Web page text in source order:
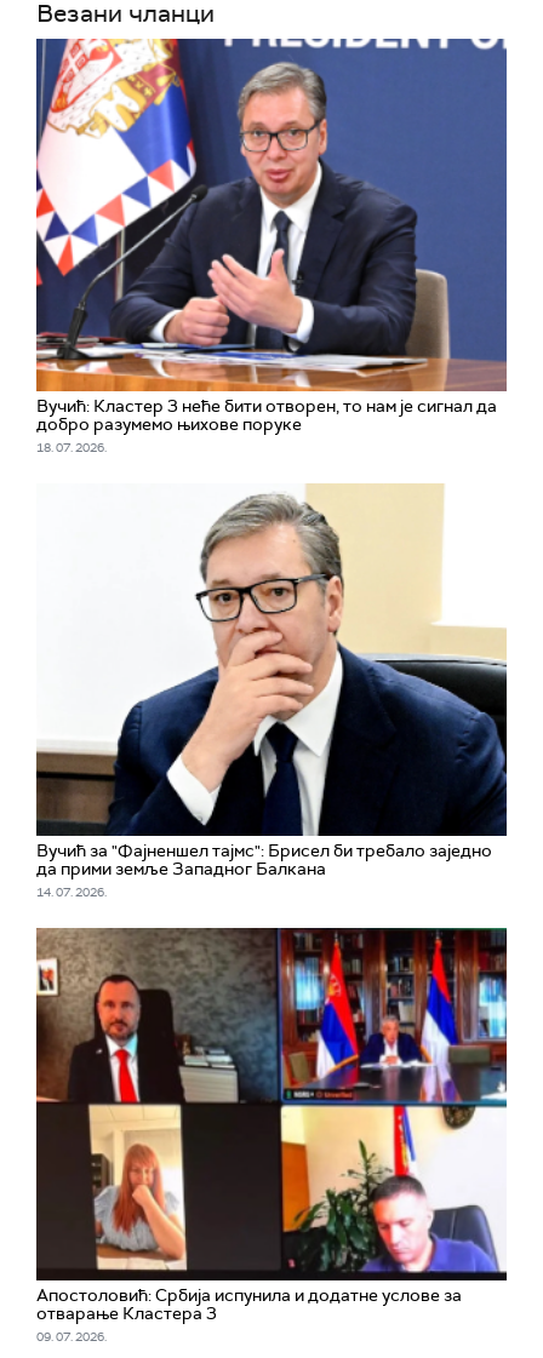
Везани чланци
Вучић: Кластер 3 неће бити отворен, то нам је сигнал да
добро разумемо њихове поруке
18. 07. 2026.
Вучић за "Фајненшел тајмс": Брисел би требало заједно
да прими земље Западног Балкана
14. 07. 2026.
Апостоловић: Србија испунила и додатне услове за
отварање Кластера 3
09. 07. 2026.